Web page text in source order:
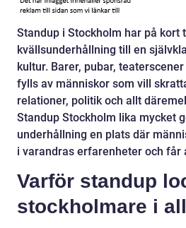
Standup i Stockholm har på kort
kvällsunderhållning till en
kultur. Barer, pubar,
fylls av människor som vill
relationer, politik och allt
Standup Stockholm lika mycket
underhållning en plats där
i varandras erfarenheter och får
Varför standup
stockholmare i